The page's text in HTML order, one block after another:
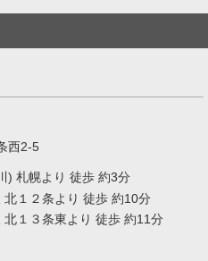
西2-5
) 札幌より 徒歩 約3分
１２条より 徒歩 約10分
１３条東より 徒歩 約11分